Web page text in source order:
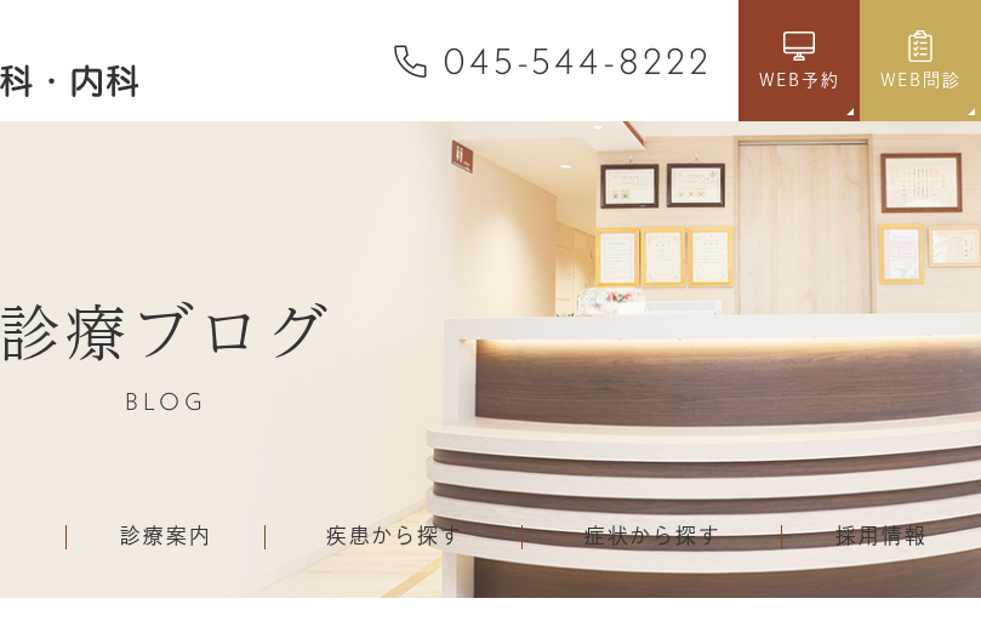
045-544-8222 WEB予約 WEB問診
診療ブログ
BLOG
診療案内 疾患から探す 症状から探す 採用情報